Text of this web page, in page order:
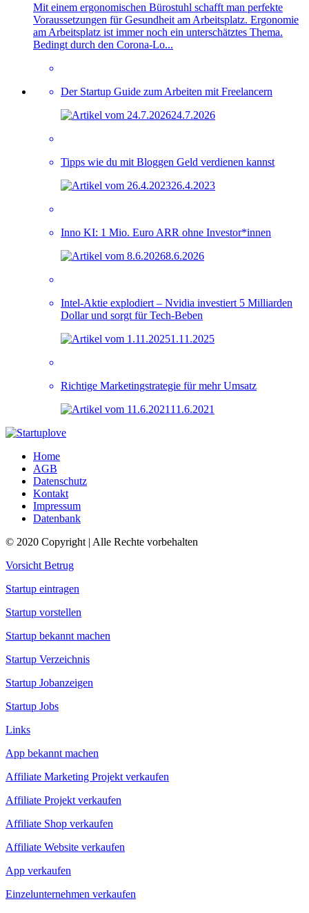
Mit einem ergonomischen Bürostuhl schafft man perfekte
Voraussetzungen für Gesundheit am Arbeitsplatz. Ergonomie
am Arbeitsplatz ist immer noch ein unterschätztes Thema.
Bedingt durch den Corona-Lo...
Der Startup Guide zum Arbeiten mit Freelancern
24.7.2026
Tipps wie du mit Bloggen Geld verdienen kannst
26.4.2023
Inno KI: 1 Mio. Euro ARR ohne Investor*innen
8.6.2026
Intel-Aktie explodiert – Nvidia investiert 5 Milliarden
Dollar und sorgt für Tech-Beben
1.11.2025
Richtige Marketingstrategie für mehr Umsatz
11.6.2021
Home
AGB
Datenschutz
Kontakt
Impressum
Datenbank
© 2020 Copyright | Alle Rechte vorbehalten
Vorsicht Betrug
Startup eintragen
Startup vorstellen
Startup bekannt machen
Startup Verzeichnis
Startup Jobanzeigen
Startup Jobs
Links
App bekannt machen
Affiliate Marketing Projekt verkaufen
Affiliate Projekt verkaufen
Affiliate Shop verkaufen
Affiliate Website verkaufen
App verkaufen
Einzelunternehmen verkaufen